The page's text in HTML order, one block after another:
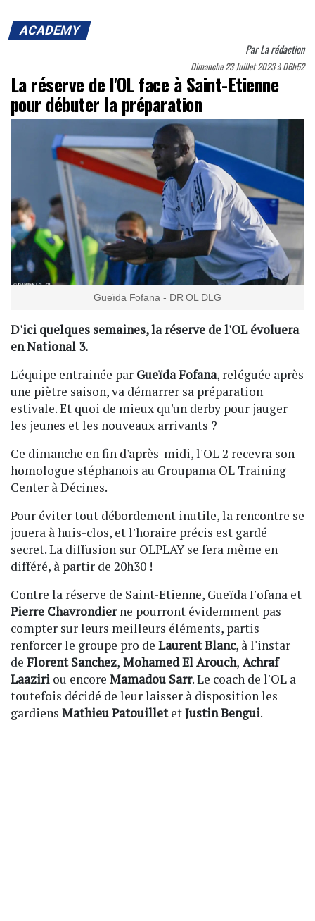
ACADEMY
ParLa rédaction
Dimanche 23 Juillet 2023 à 06h52
La réserve de l'OL face à Saint-Etienne
pour débuter la préparation
Gueïda Fofana - DR OL DLG
D'ici quelques semaines, la réserve de l'OL évoluera
en National 3.
L'équipe entrainée par Gueïda Fofana, reléguée après
une piètre saison, va démarrer sa préparation
estivale. Et quoi de mieux qu'un derby pour jauger
les jeunes et les nouveaux arrivants ?
Ce dimanche en fin d'après-midi, l'OL 2 recevra son
homologue stéphanois au Groupama OL Training
Center à Décines.
Pour éviter tout débordement inutile, la rencontre se
jouera à huis-clos, et l'horaire précis est gardé
secret. La diffusion sur OLPLAY se fera même en
différé, à partir de 20h30 !
Contre la réserve de Saint-Etienne, Gueïda Fofana et
Pierre Chavrondierne pourront évidemment pas
compter sur leurs meilleurs éléments, partis
renforcer le groupe pro de Laurent Blanc, à l'instar
de Florent Sanchez, Mohamed El Arouch, Achraf
Laaziri ou encore Mamadou Sarr. Le coach de l'OL a
toutefois décidé de leur laisser à disposition les
gardiens Mathieu PatouilletetJustin Bengui.